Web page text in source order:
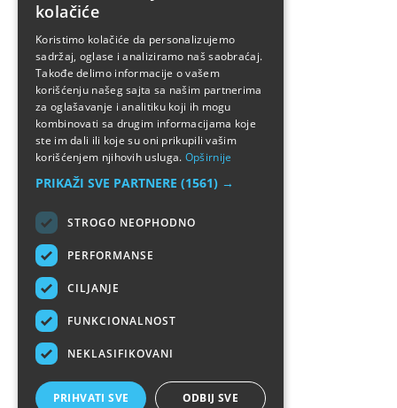
kolačiće
Koristimo kolačiće da personalizujemo
sadržaj, oglase i analiziramo naš saobraćaj.
Takođe delimo informacije o vašem
korišćenju našeg sajta sa našim partnerima
za oglašavanje i analitiku koji ih mogu
kombinovati sa drugim informacijama koje
ste im dali ili koje su oni prikupili vašim
korišćenjem njihovih usluga. Opširnije
PRIKAŽI SVE PARTNERE (1561) →
STROGO NEOPHODNO
PERFORMANSE
CILJANJE
FUNKCIONALNOST
NEKLASIFIKOVANI
PRIHVATI SVE ODBIJ SVE